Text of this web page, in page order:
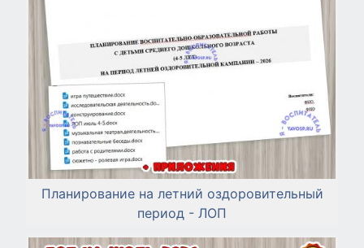
Планирование на летний оздоровительный
период - ЛОП